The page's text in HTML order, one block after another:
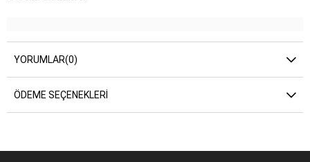
YORUMLAR(0)
ÖDEME SEÇENEKLERI